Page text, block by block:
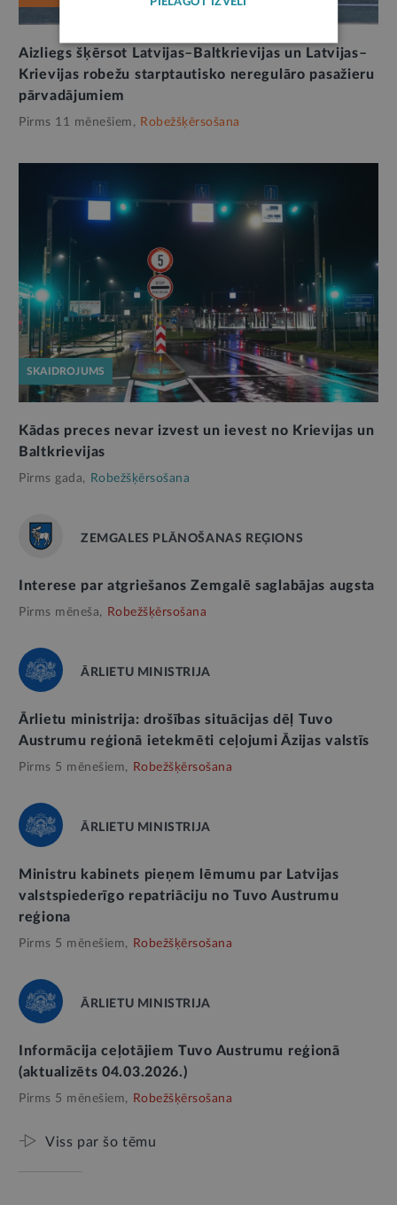
Aizliegs šķērsot Latvijas–Baltkrievijas un Latvijas–
Krievijas robežu starptautisko neregulāro pasažieru
pārvadājumiem
Pirms 11 mēnešiem, Robežšķērsošana
SKAIDROJUMS
Kādas preces nevar izvest un ievest no Krievijas un
Baltkrievijas
Pirms gada, Robežšķērsošana
ZEMGALES PLĀNOŠANAS REĢIONS
Interese par atgriešanos Zemgalē saglabājas augsta
Pirms mēneša, Robežšķērsošana
ĀRLIETU MINISTRIJA
Ārlietu ministrija: drošības situācijas dēļ Tuvo
Austrumu reģionā ietekmēti ceļojumi Āzijas valstīs
Pirms 5 mēnešiem, Robežšķērsošana
ĀRLIETU MINISTRIJA
Ministru kabinets pieņem lēmumu par Latvijas
valstspiederīgo repatriāciju no Tuvo Austrumu
reģiona
Pirms 5 mēnešiem, Robežšķērsošana
ĀRLIETU MINISTRIJA
Informācija ceļotājiem Tuvo Austrumu reģionā
(aktualizēts 04.03.2026.)
Pirms 5 mēnešiem, Robežšķērsošana
Viss par šo tēmu